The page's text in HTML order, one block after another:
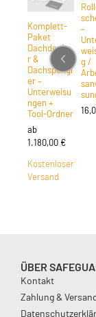
Komplett-
Paket
Dachdecke
r &
Dachspengl
er –
Unterweisu
ngen +
Tool-Ordner
ab
1.180,00 €
Kostenloser
Versand
–
g /
ÜBER
Kontakt
Zahlung &